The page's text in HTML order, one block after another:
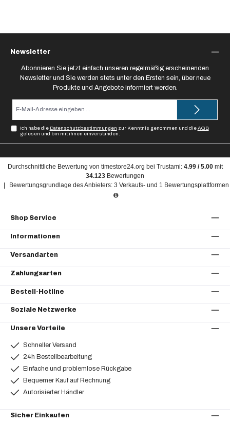
Durchschnittliche Bewertung von timestore24.org bei Trustami: 4.99/5.00mit
34.123 Bewertungen
Bewertungsgrundlage des Anbieters: 3 Verkaufs- und 1 Bewertungsplattformen
Newsletter
Abonnieren Sie jetzt einfach unseren regelmäßig erscheinenden
Newsletter und Sie werden stets unter den Ersten sein, über neue
Produkte und Angebote informiert werden.
Ich habe die Datenschutzbestimmungen zur Kenntnis genommen und dieAGB
gelesen und bin mit ihnen einverstanden.
Shop Service
Informationen
Versandarten
Zahlungsarten
Bestell-Hotline
Soziale Netzwerke
Unsere Vorteile
Schneller Versand
24h Bestellbearbeitung
Einfache und problemlose Rückgabe
Bequemer Kauf auf Rechnung
Autorisierter Händler
Sicher Einkaufen